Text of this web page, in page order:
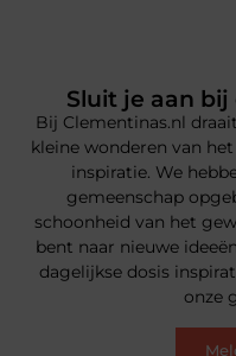
Sluit je aan
Bij Clementinas.nl
kleine wonderen van
inspiratie. We
gemeenschap
schoonheid van het
bent naar nieuwe
dagelijkse dosis
onze